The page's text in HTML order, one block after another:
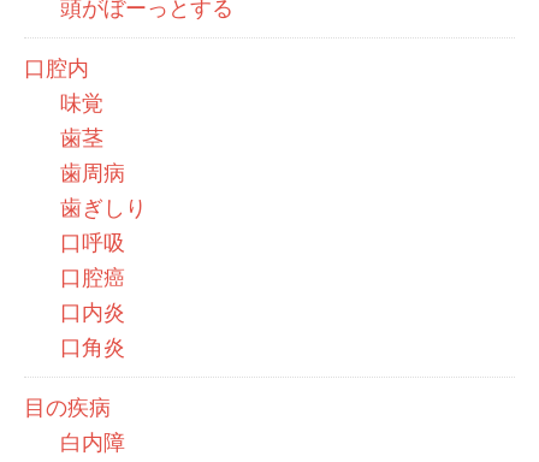
頭がぼーっとする
口腔内
味覚
歯茎
歯周病
歯ぎしり
口呼吸
口腔癌
口内炎
口角炎
目の疾病
白内障